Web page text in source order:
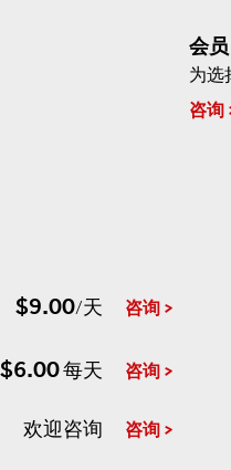
会员
为选
咨询
$9.00/天 咨询
$6.00每天 咨询
欢迎咨询 咨询